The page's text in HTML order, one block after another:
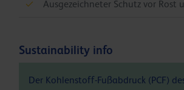
Ausgezeichneter Schutz vor Rost
Sustainability info
Der Kohlenstoff-Fußabdruck (PCF)